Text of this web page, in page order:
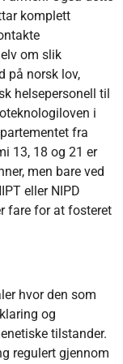
komplett
om slik
på norsk lov,
helsepersonell til
i
fra
13, 18 og 21 er
men bare ved
eller NIPD
fare for at fosteret
hvor den som
og
tilstander.
regulert gjennom